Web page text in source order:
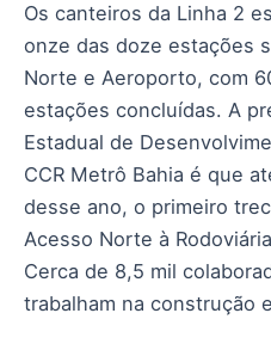
Os canteiros da Linha 2
onze das doze estações
Norte e Aeroporto, com
estações concluídas. A
Estadual de
CCR Metrô Bahia é que
desse ano, o primeiro
Acesso Norte à
Cerca de 8,5 mil
trabalham na construção